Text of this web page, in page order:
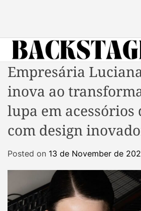
B
a
c
k
s
t
g
a
g
Empresária
inova ao
lupa em acessórios
com design
Posted on 13 de November de